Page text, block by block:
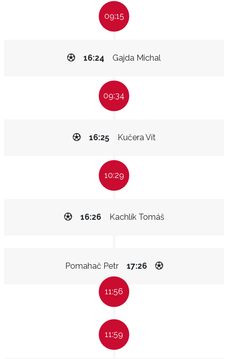
09:15
Gajda Michal
16:24
09:34
Kučera Vít
16:25
10:29
Kachlík Tomáš
16:26
Pomahač Petr 17:26
11:56
11:59